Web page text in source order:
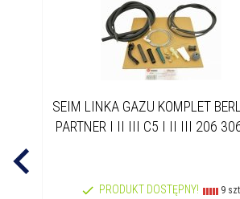
SEIM LINKA GAZU KOMPLET
PARTNER I II III C5 I II III 206
PRODUKT DOSTĘPNY! 9